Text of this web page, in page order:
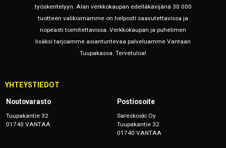
työskentelyyn. Alan verkkokaupan edelläkävijänä 30 000
tuotteen valikoimamme on helposti saavutettavissa ja
nopeasti toimitettavissa. Verkkokaupan ja puhelimen
lisäksi tarjoamme asiantuntevaa palveluamme Vantaan
Tuupakassa. Tervetuloa!
YHTEYSTIEDOT
Noutovarasto
Tuupakantie 32
01740 VANTAA
Postiosoite
Sareskoski Oy
Tuupakantie 32
01740 VANTAA